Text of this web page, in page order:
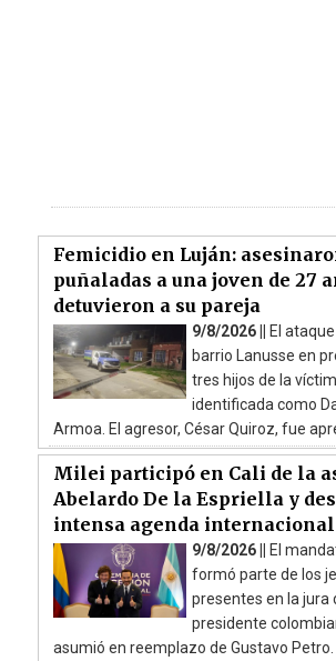
Femicidio en Luján:
puñaladas a una joven de 27
detuvieron a su pareja
9/8/2026 || El
barrio Lanusse en
tres hijos de la
identificada como
Armoa. El agresor, César Quiroz, fue
Milei participó en Cali de la
Abelardo De la Espriella y
intensa agenda internacional
9/8/2026 || El
formó parte de los
presentes en la jura
presidente
asumió en reemplazo de Gustavo